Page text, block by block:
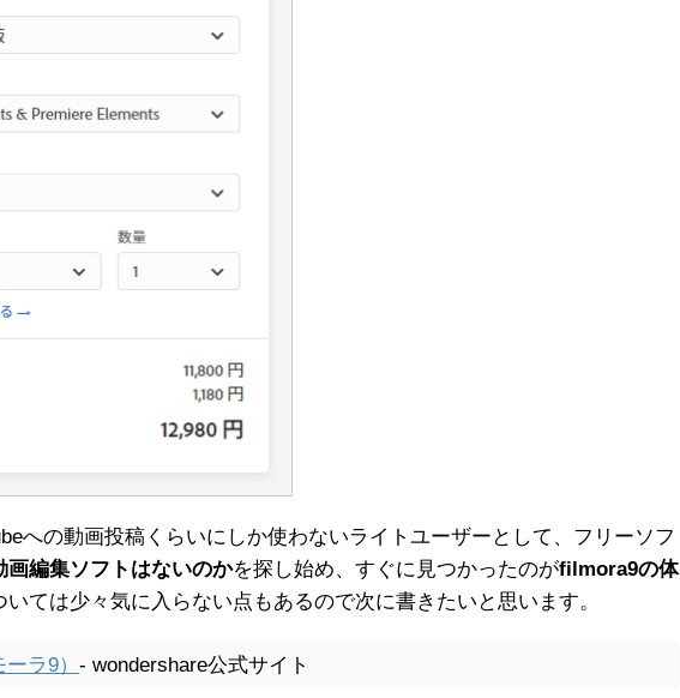
への動画投稿くらいにしか使わないライトユーザーとして、フリーソフ
画編集ソフトはないのかを探し始め、すぐに見つかったのがfilmora9の体
ては少々気に入らない点もあるので次に書きたいと思います。
ラ9） - wondershare公式サイト